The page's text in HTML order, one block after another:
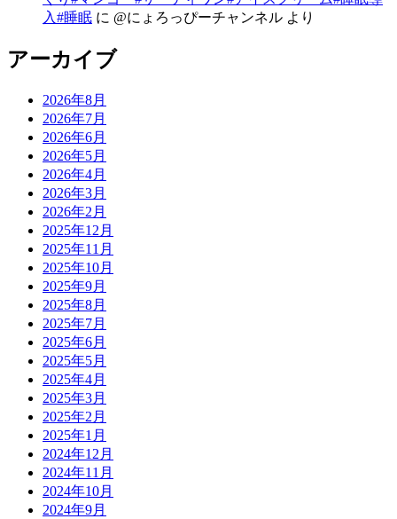
入#睡眠 に @にょろっぴーチャンネル より
アーカイブ
2026年8月
2026年7月
2026年6月
2026年5月
2026年4月
2026年3月
2026年2月
2025年12月
2025年11月
2025年10月
2025年9月
2025年8月
2025年7月
2025年6月
2025年5月
2025年4月
2025年3月
2025年2月
2025年1月
2024年12月
2024年11月
2024年10月
2024年9月